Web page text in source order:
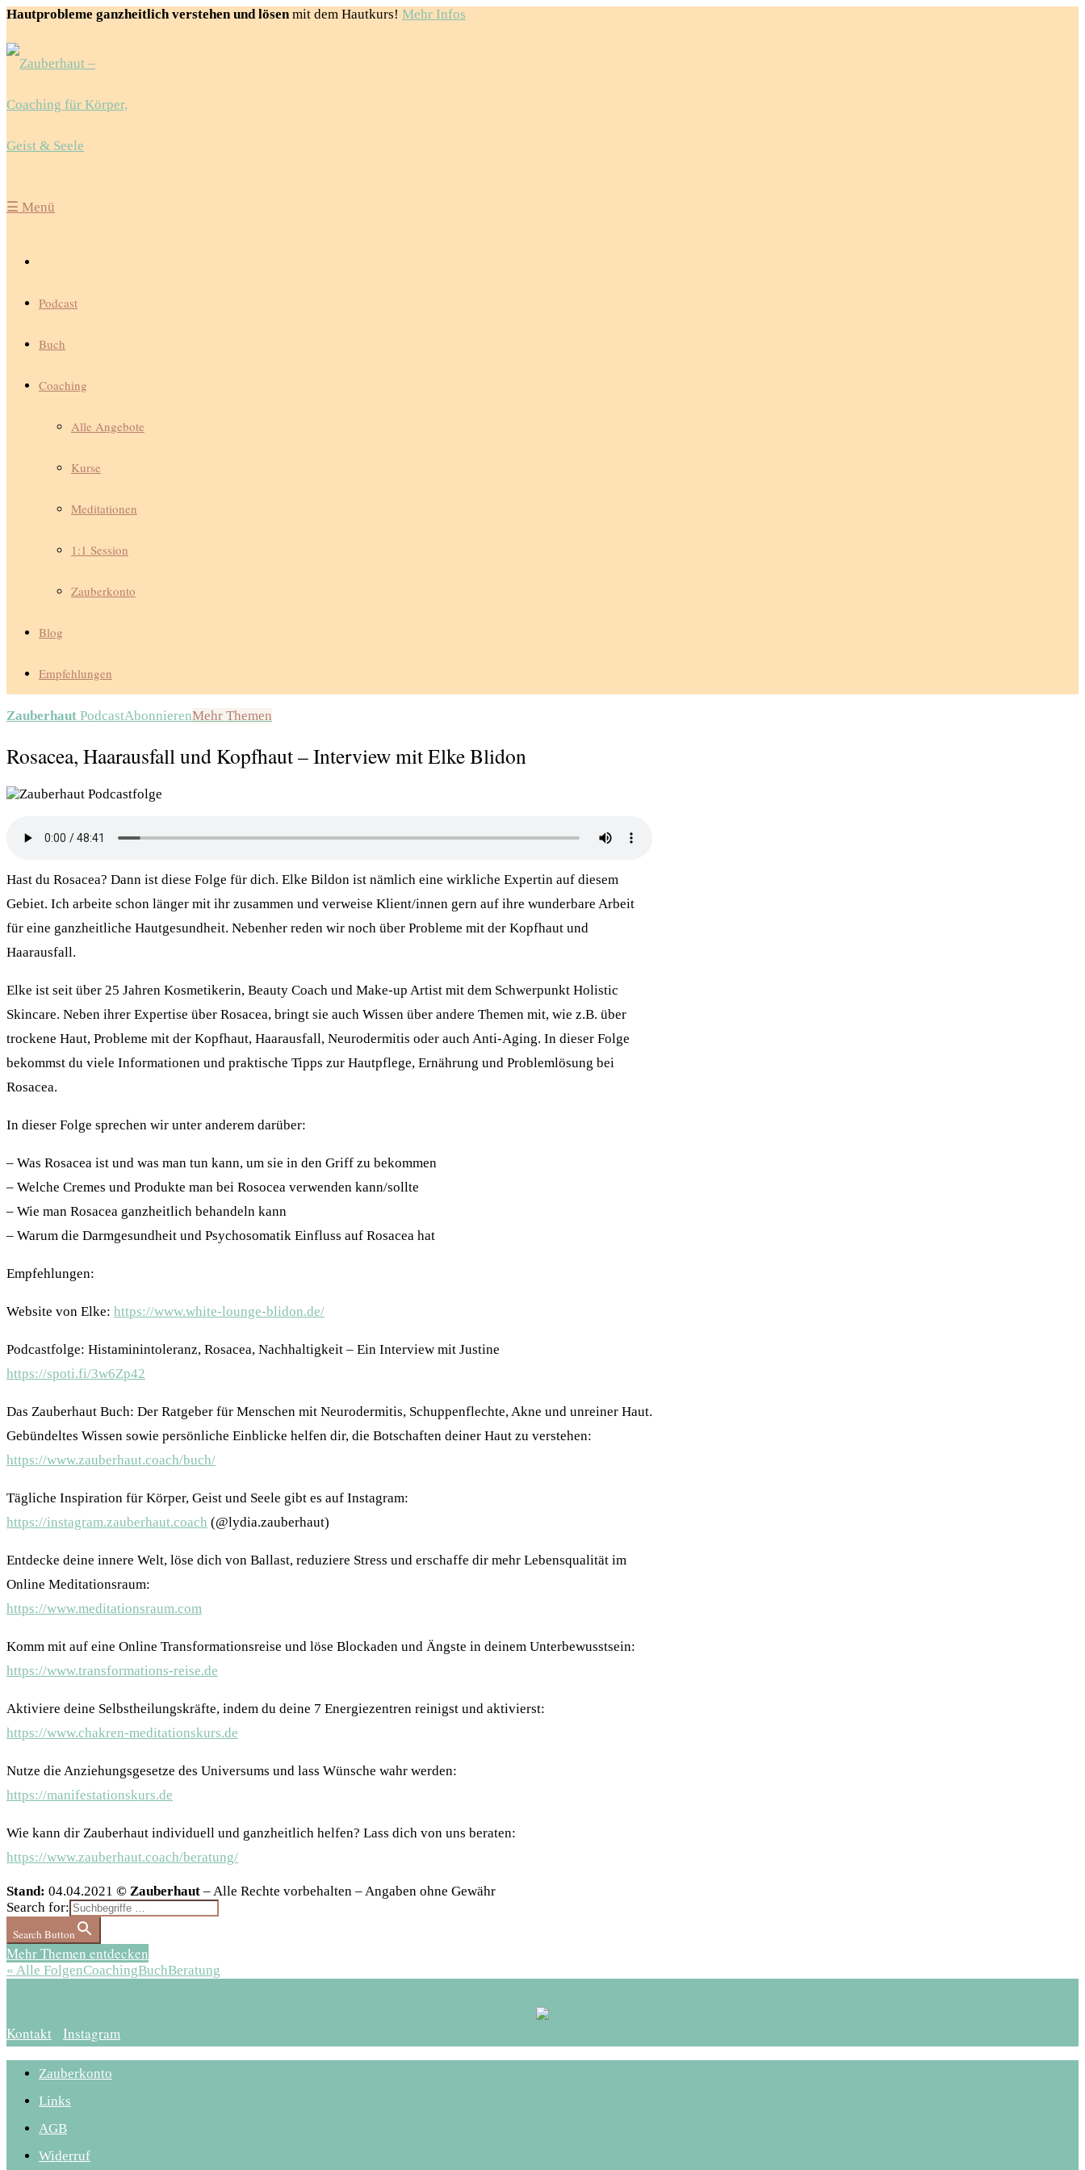
Hautprobleme ganzheitlich verstehen und lösenmit dem Hautkurs! Mehr Infos
☰ Menü
Podcast
Buch
Coaching
Alle Angebote
Kurse
Meditationen
1:1 Session
Zauberkonto
Blog
Empfehlungen
Zauberhaut PodcastAbonnierenMehr Themen
Rosacea, Haarausfall und Kopfhaut – Interview mit Elke Blidon
Hast du Rosacea? Dann ist diese Folge für dich. Elke Bildon ist nämlich eine wirkliche Expertin auf diesem
Gebiet. Ich arbeite schon länger mit ihr zusammen und verweise Klient/innen gern auf ihre wunderbare Arbeit
für eine ganzheitliche Hautgesundheit. Nebenher reden wir noch über Probleme mit der Kopfhaut und
Haarausfall.
Elke ist seit über 25 Jahren Kosmetikerin, Beauty Coach und Make-up Artist mit dem Schwerpunkt Holistic
Skincare. Neben ihrer Expertise über Rosacea, bringt sie auch Wissen über andere Themen mit, wie z.B. über
trockene Haut, Probleme mit der Kopfhaut, Haarausfall, Neurodermitis oder auch Anti-Aging. In dieser Folge
bekommst du viele Informationen und praktische Tipps zur Hautpflege, Ernährung und Problemlösung bei
Rosacea.
In dieser Folge sprechen wir unter anderem darüber:
– Was Rosacea ist und was man tun kann, um sie in den Griff zu bekommen
– Welche Cremes und Produkte man bei Rosocea verwenden kann/sollte
– Wie man Rosacea ganzheitlich behandeln kann
– Warum die Darmgesundheit und Psychosomatik Einfluss auf Rosacea hat
Empfehlungen:
Website von Elke: https://www.white-lounge-blidon.de/
Podcastfolge: Histaminintoleranz, Rosacea, Nachhaltigkeit – Ein Interview mit Justine
https://spoti.fi/3w6Zp42
Das Zauberhaut Buch: Der Ratgeber für Menschen mit Neurodermitis, Schuppenflechte, Akne und unreiner Haut.
Gebündeltes Wissen sowie persönliche Einblicke helfen dir, die Botschaften deiner Haut zu verstehen:
https://www.zauberhaut.coach/buch/
Tägliche Inspiration für Körper, Geist und Seele gibt es auf Instagram:
https://instagram.zauberhaut.coach (@lydia.zauberhaut)
Entdecke deine innere Welt, löse dich von Ballast, reduziere Stress und erschaffe dir mehr Lebensqualität im
Online Meditationsraum:
https://www.meditationsraum.com
Komm mit auf eine Online Transformationsreise und löse Blockaden und Ängste in deinem Unterbewusstsein:
https://www.transformations-reise.de
Aktiviere deine Selbstheilungskräfte, indem du deine 7 Energiezentren reinigst und aktivierst:
https://www.chakren-meditationskurs.de
Nutze die Anziehungsgesetze des Universums und lass Wünsche wahr werden:
https://manifestationskurs.de
Wie kann dir Zauberhaut individuell und ganzheitlich helfen? Lass dich von uns beraten:
https://www.zauberhaut.coach/beratung/
Stand: 04.04.2021 © Zauberhaut – Alle Rechte vorbehalten – Angaben ohne Gewähr
Search for:
Search Button
Mehr Themen entdecken
« Alle FolgenCoachingBuchBeratung
Kontakt Instagram
Zauberkonto
Links
AGB
Widerruf